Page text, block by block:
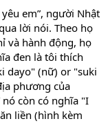
em”, người Nhật
lời nói. Theo họ
và hành động, họ
đen là tôi thích
dayo" (nữ) or "suki
phương của
nó còn có nghĩa "I
liền (hình kèm